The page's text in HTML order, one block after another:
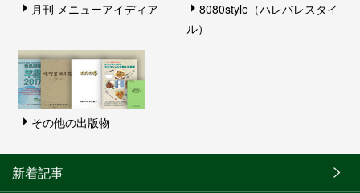
月刊 メニューアイディア
8080style（ハレバレスタイ
ル）
その他の出版物
新着記事